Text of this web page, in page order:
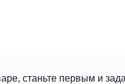
станьте первым и